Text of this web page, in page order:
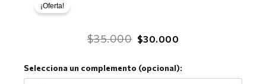
¡Oferta!
$35.000 El
original
$30.000
actual
Selecciona un complemento (opcional):
Ramo
de